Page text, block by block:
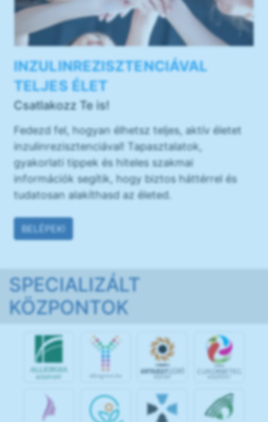
INZULINREZISZTENCIÁVAL
TELJES ÉLET
Csatlakozz Te is!
Fedezd fel, hogyan élhetsz teljes, aktív életet
inzulinrezisztenciával! Tapasztalatok,
gyakorlati tippek és hiteles szakmai
információk segítik, hogy biztos háttérrel és
tudatosan alakíthasd az életed.
BELÉPEK!
SPECIALIZÁLT
KÖZPONTOK